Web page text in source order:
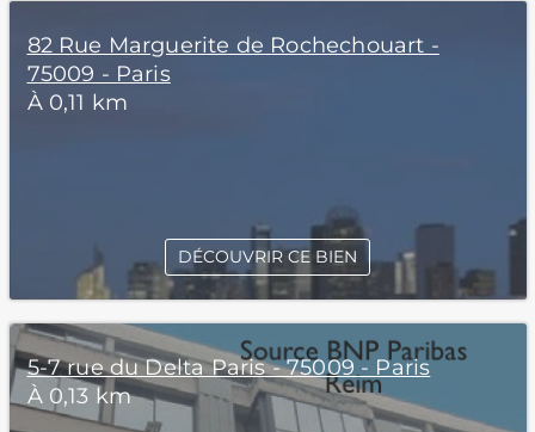
82 Rue Marguerite de Rochechouart -
75009 - Paris
À 0,11 km
DÉCOUVRIR CE BIEN
5-7 rue du Delta Paris - 75009 - Paris
À 0,13 km